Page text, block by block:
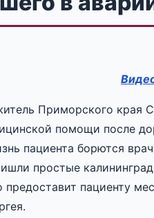
Приморского края
помощи после
пациента борются
простые
предоставит пациенту